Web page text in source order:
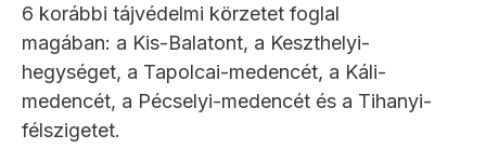
6 korábbi tájvédelmi körzetet foglal
magában: a Kis-Balatont, a Keszthelyi-
hegységet, a Tapolcai-medencét, a Káli-
medencét, a Pécselyi-medencét és a Tihanyi-
félszigetet.